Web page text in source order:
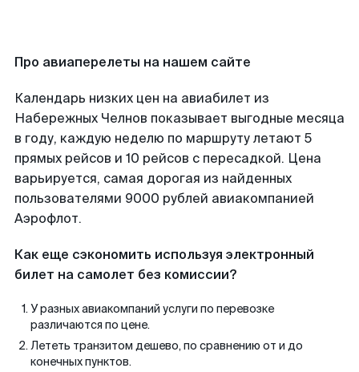
Про авиаперелеты на нашем сайте
Календарь низких цен на авиабилет из
Набережных Челнов показывает выгодные месяца
в году, каждую неделю по маршруту летают 5
прямых рейсов и 10 рейсов с пересадкой. Цена
варьируется, самая дорогая из найденных
пользователями 9000 рублей авиакомпанией
Аэрофлот.
Как еще сэкономить используя электронный
билет на самолет без комиссии?
У разных авиакомпаний услуги по перевозке
различаются по цене.
Лететь транзитом дешево, по сравнению от и до
конечных пунктов.